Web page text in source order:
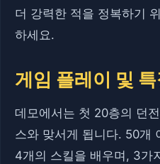
더 강력한 적을 정복하기
하세요.
게임 플레이 및 특
데모에서는 첫 20층의 던
스와 맞서게 됩니다. 50개
4개의 스킬을 배우며, 3가